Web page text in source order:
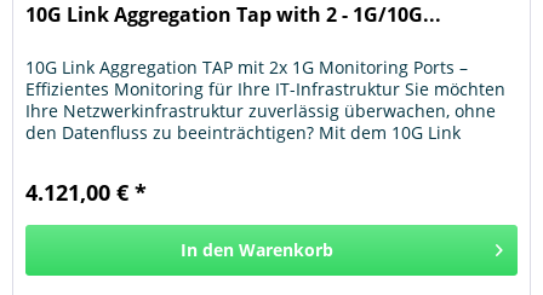
10G Link Aggregation Tap with 2 - 1G/10G...
10G Link Aggregation TAP mit 2x 1G Monitoring Ports –
Effizientes Monitoring für Ihre IT-Infrastruktur Sie möchten
Ihre Netzwerkinfrastruktur zuverlässig überwachen, ohne
den Datenfluss zu beeinträchtigen? Mit dem 10G Link
4.121,00 € *
In den Warenkorb